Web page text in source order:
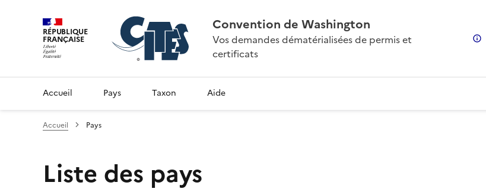
RÉPUBLIQUE
FRANÇAISE
Convention de Washington
Vos demandes dématérialisées de permis et
certificats
Accueil Pays Taxon Aide
Accueil Pays
Liste des pays